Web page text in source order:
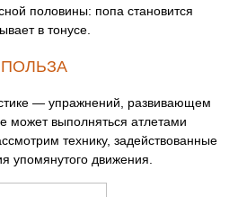
половины: попа становится
в тонусе.
— упражнений, развивающем
может выполняться атлетами
технику, задействованные
упомянутого движения.